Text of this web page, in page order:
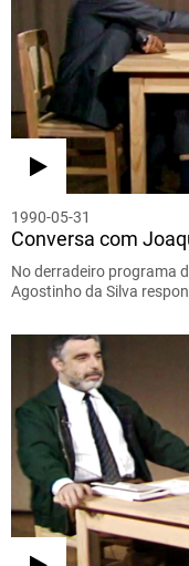
1990-05-31
Conversa com
No derradeiro programa
Agostinho da Silva